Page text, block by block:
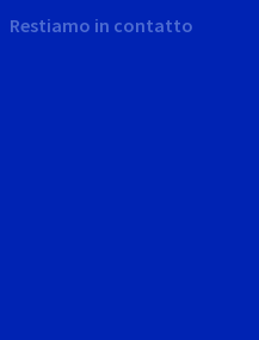
Restiamo in contatto